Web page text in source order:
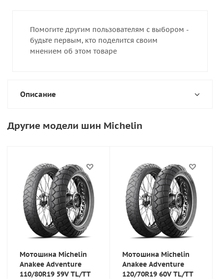
Помогите другим пользователям с выбором -
будьте первым, кто поделится своим
мнением об этом товаре
Описание
Другие модели шин Michelin
Мотошина Michelin
Anakee Adventure
110/80R19 59V TL/TT
Мотошина Michelin
Anakee Adventure
120/70R19 60V TL/TT